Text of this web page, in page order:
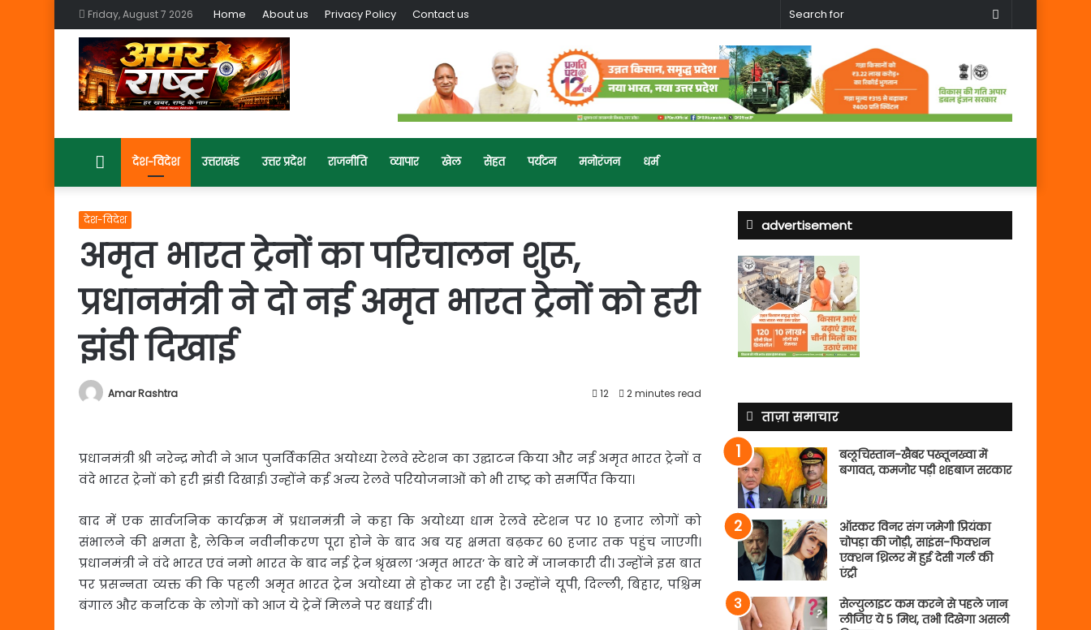
Friday, August 7 2026 Home About us Privacy Policy Contact us
Search
Homeदेश-विदेश उत्तराखंड उत्तर प्रदेश राजनीति व्यापार खेल सेहत पर्यटन मनोरंजन धर्म
देश-विदेश
अमृत ​​भारत ट्रेनों का परिचालन शुरू,
प्रधानमंत्री ने दो नई अमृत भारत ट्रेनों को हरी
झंडी दिखाई
Amar Rashtra 12 2 minutes read
प्रधानमंत्री श्री नरेन्द्र मोदी ने आज पुनर्विकसित अयोध्या रेलवे स्टेशन का उद्घाटन किया और नई अमृत भारत ट्रेनों व
वंदेभारत ट्रेनों को हरी झंडी दिखाई। उन्होंने कई अन्य रेलवे परियोजनाओं को भी राष्ट्र को समर्पित किया।
बाद में एक सार्वजनिक कार्यक्रम में प्रधानमंत्री ने कहा कि अयोध्या धाम रेलवे स्टेशन पर 10 हजार लोगों को
संभालने की क्षमता है, लेकिन नवीनीकरण पूरा होने के बाद अब यह क्षमता बढ़कर 60 हजार तक पहुंच जाएगी।
प्रधानमंत्री ने वंदे भारत एवं नमो भारत के बाद नई ट्रेन श्रृंखला ‘अमृत भारत’ के बारे में जानकारी दी। उन्होंने इस बात
पर प्रसन्नता व्यक्त की कि पहली अमृत भारत ट्रेन अयोध्या से होकर जा रही है। उन्होंने यूपी, दिल्ली, बिहार, पश्चिम
बंगाल और कर्नाटक के लोगों को आज ये ट्रेनें मिलने पर बधाई दी।
advertisement
ताज़ा समाचार
बलूचिस्तान-खैबर पख्तूनख्वा में
बगावत, कमजोर पड़ी शहबाज सरकार
ऑस्कर विनर संग जमेगी प्रियंका
चोपड़ा की जोड़ी, साइंस-फिक्शन
एक्शन थ्रिलर में हुई देसी गर्ल की
एंट्री
सेल्युलाइट कम करने से पहले जान
लीजिए ये 5 मिथ, तभी दिखेगा असली